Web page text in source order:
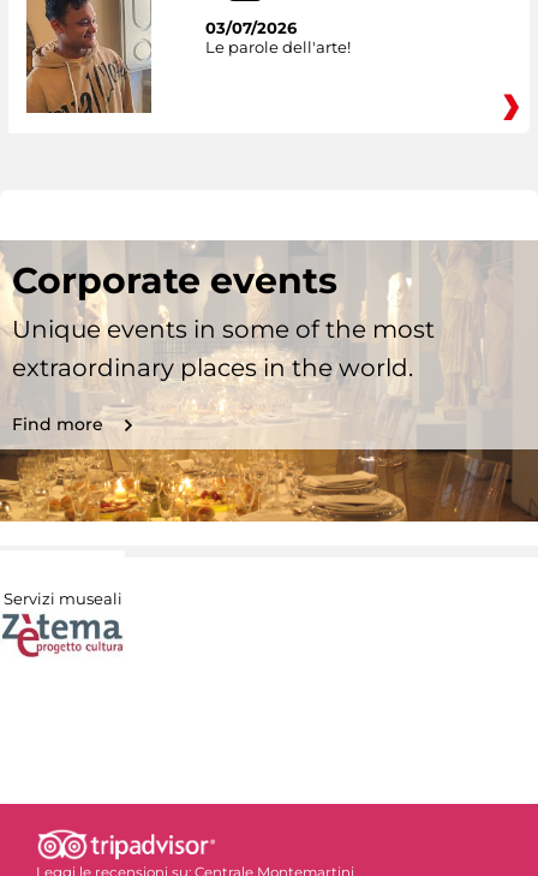
03/07/2026
Le parole dell'arte!
Corporate events
Unique events in some of the most
extraordinary places in the world.
Find more
Servizi museali
Leggi le recensioni su: Centrale Montemartini